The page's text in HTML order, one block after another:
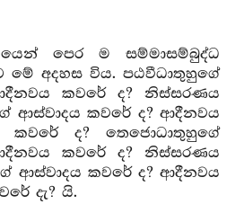
පෙර ම සම්මාසම්බුද්ධ
අදහස විය. පඨවීධාතුහුගේ
කවරේ ද? නිස්සරණය
ආස්වාදය කවරේ ද? ආදීනවය
ද? තෙජොධාතුහුගේ
කවරේ ද? නිස්සරණය
ආස්වාදය කවරේ ද? ආදීනවය
දැ? යි.